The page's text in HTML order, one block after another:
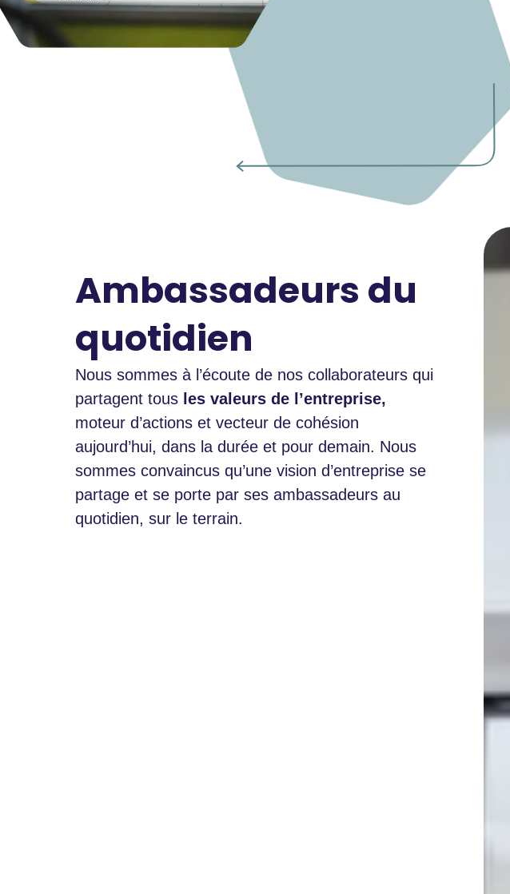
Ambassadeurs du
quotidien
Nous sommes à l’écoute de nos collaborateurs qui
partagent tous les valeurs de l’entreprise,
moteur d’actions et vecteur de cohésion
aujourd’hui, dans la durée et pour demain. Nous
sommes convaincus qu’une vision d’entreprise se
partage et se porte par ses ambassadeurs au
quotidien, sur le terrain.